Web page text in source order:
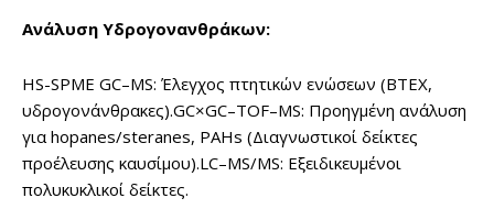
Ανάλυση Υδρογονανθράκων:
HS-SPME GC–MS: Έλεγχος πτητικών ενώσεων (BTEX,
υδρογονάνθρακες).GC×GC–TOF–MS: Προηγμένη ανάλυση
για hopanes/steranes, PAHs (Διαγνωστικοί δείκτες
προέλευσης καυσίμου).LC–MS/MS: Εξειδικευμένοι
πολυκυκλικοί δείκτες.